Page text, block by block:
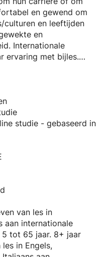
en gewend om
culturen en leeftijden
en
Internationale
ervaring met bijles.
geef, spreek ik het
Engels, Duits, Italiaans
studie - gebaseerd in
van les in
aan internationale
tot 65 jaar. 8+ jaar
in Engels,